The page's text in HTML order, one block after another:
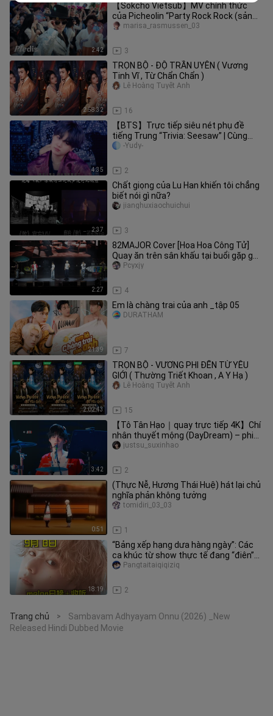
2:42
【Sokcho Vietsub】MV chính thức
của Picheolin “Party Rock Rock (sản
xuất bởi Hitchhiker)”
3
marisa_rasmussen_03
2:58:32
TRỌN BỘ - ĐỘ TRẦN UYÊN ( Vương
Tinh Vĩ , Từ Chẩn Chẩn )
16
Lê Hoàng Tuyết Anh
4:35
【BTS】Trực tiếp siêu nét phụ đề
tiếng Trung “Trivia: Seesaw” | Cùng
mèo chơi bập bênh~
2
-Yudy-
2:37
Chất giọng của Lu Han khiến tôi chẳng
biết nói gì nữa?
3
jianghuxiaochuichui
2:27
82MAJOR Cover [Hoa Hoa Công Tử]
Quay ăn trên sân khấu tại buổi gặp gỡ
người hâm mộ ở Macao
4
Pcyxjy
21:39
Em là chàng trai của anh _tập 05
7
DURATHAM
2:02:43
TRỌN BỘ - VƯƠNG PHI ĐẾN TỪ YÊU
GIỚI ( Thường Triết Khoan , A Y Hạ )
15
Lê Hoàng Tuyết Anh
3:42
【Tô Tân Hạo｜quay trực tiếp 4K】Chí
nhân thuyết mộng (DayDream) – phiên
bản trống jazz, quay trực tiếp
2
justsu_suxinhao
0:51
(Thực Nễ, Hương Thái Huệ) hát lại chủ
nghĩa phản không tưởng
1
tomidiri_03_03
18:19
“Bảng xếp hạng dưa hàng ngày”: Các
ca khúc từ show thực tế đang “điên”
hết mức… Số 1 lại bị kéo tụt,
2
Pangtaitaiqiqiziq
Trang chủ >
Sambavam Adhyayam Onnu (2026) _New
Released Hindi Dubbed Movie